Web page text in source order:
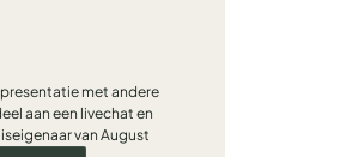
met andere
aan een livechat en
van August